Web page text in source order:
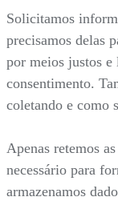
Solicitamos
precisamos delas
por meios justos e
consentimento.
coletando e como
Apenas retemos
necessário para
armazenamos